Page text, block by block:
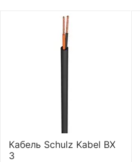
Кабель Schulz Kabel BX
3